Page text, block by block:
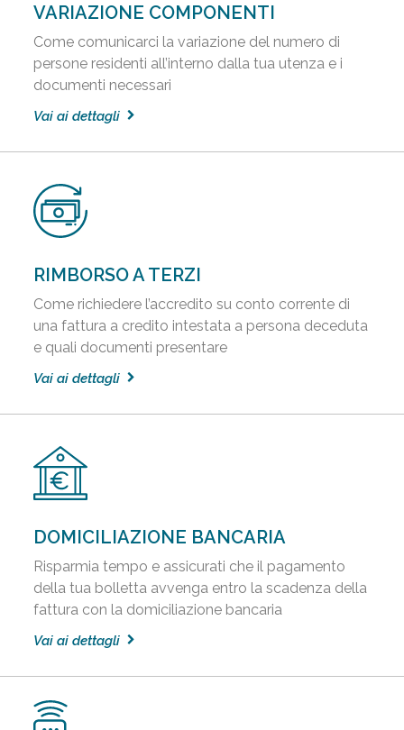
VARIAZIONE COMPONENTI
Come comunicarci la variazione del numero di
persone residenti all’interno dalla tua utenza e i
documenti necessari
Vai ai dettagli
RIMBORSO A TERZI
Come richiedere l’accredito su conto corrente di
una fattura a credito intestata a persona deceduta
e quali documenti presentare
Vai ai dettagli
DOMICILIAZIONE BANCARIA
Risparmia tempo e assicurati che il pagamento
della tua bolletta avvenga entro la scadenza della
fattura con la domiciliazione bancaria
Vai ai dettagli